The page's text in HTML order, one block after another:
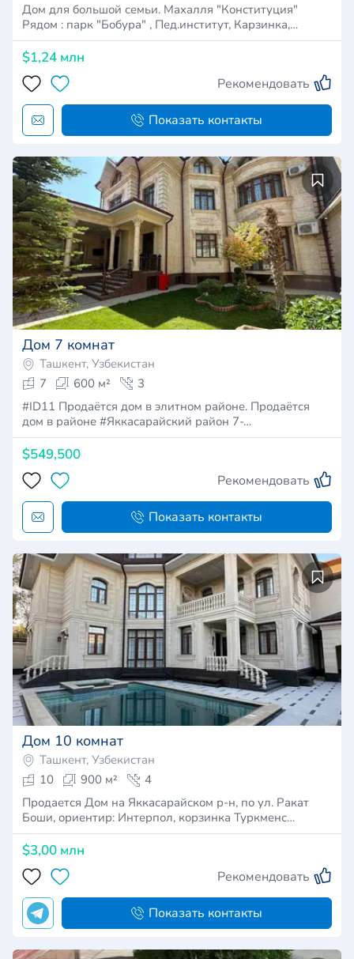
Дом для большой семьи. Махалля "Конституция"
Рядом : парк "Бобура" , Пед.институт, Карзинка,…
$1,24 млн
Рекомендовать
Показать контакты
Дом 7 комнат
Ташкент, Узбекистан
7
600 м²
3
#ID11 Продаётся дом в элитном районе. Продаётся
дом в районе #Яккасарайский район 7-…
$549,500
Рекомендовать
Показать контакты
Дом 10 комнат
Ташкент, Узбекистан
10
900 м²
4
Продается Дом на Яккасарайском р-н, по ул. Ракат
Боши, ориентир: Интерпол, корзинка Туркменс…
$3,00 млн
Рекомендовать
Показать контакты